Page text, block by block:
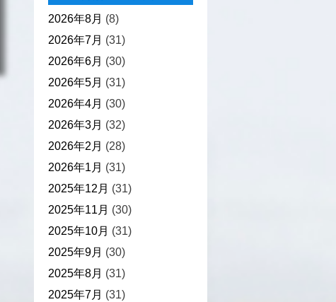
2026年8月 (8)
2026年7月 (31)
2026年6月 (30)
2026年5月 (31)
2026年4月 (30)
2026年3月 (32)
2026年2月 (28)
2026年1月 (31)
2025年12月 (31)
2025年11月 (30)
2025年10月 (31)
2025年9月 (30)
2025年8月 (31)
2025年7月 (31)